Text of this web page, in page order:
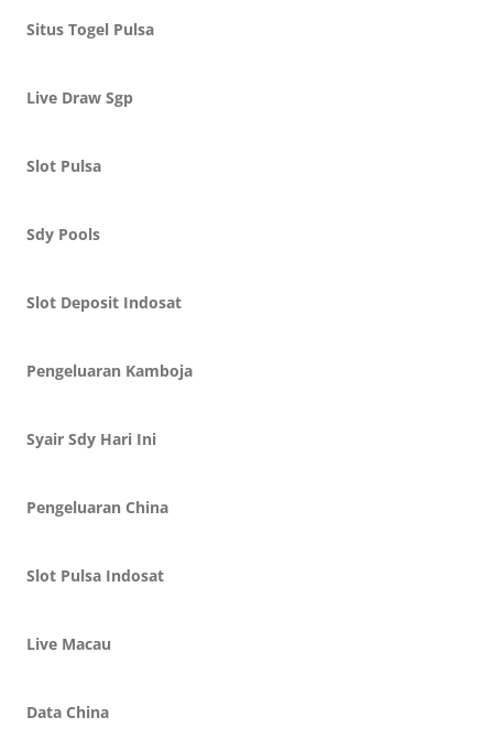
Situs Togel Pulsa
Live Draw Sgp
Slot Pulsa
Sdy Pools
Slot Deposit Indosat
Pengeluaran Kamboja
Syair Sdy Hari Ini
Pengeluaran China
Slot Pulsa Indosat
Live Macau
Data China